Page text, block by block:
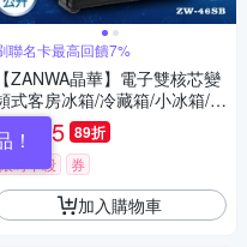
！
聯名卡最高回饋7%
【ZANWA晶華】電子雙核芯變
式客房冰箱/冷藏箱/小冰箱/紅
櫃(ZW-46SB)
4,735 89折
限時下殺 券
加入購物車